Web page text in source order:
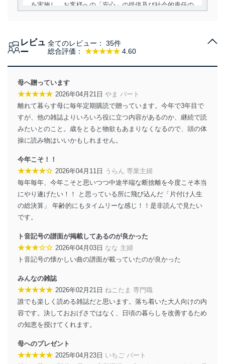
を実施し、お客様への「安心」の提供及び社会的責任の
当社は、個人情報の取得・利用・提供に際して、その利
得・利用・提供を行います。また、当社が保有している
個人情報は、同意を得ずに目的外利用、第三者への提
供・開示は行いません。当社においてはこれらの取り組
みを確実にするため、従業者等の教育を徹底してまいり
ます。また、目的外利用を行わないために、適切な管理
措置を講じます。
法令遵守
当社は、個人情報に関連する法令、国が定める指針及び
その他の規範を遵守します。また、当社の管理の仕組み
に、これらの法令及びその他の規範を常に適合させま
す。
個人情報の安全管理措置
に、下記セキュリティ対策をはじめとする安全対策を実
施し、個人情報の漏えい、滅失またはき損の防止及び是
正に努めます。
個人データを取り扱うことのできる機器及び当該
機器を取り扱う従業者を明確化し、 個人データへ
の不要なアクセスを防止しています。
アクセス者の識別と認証
機器に標準装備されているユーザー制御機能（ユ
ベース等を取り扱う情報システムを使用する従業
者を識別・認証しています。
レビュ
ー
総合評価： ★★★★★ 4.60
全てのレビュー： 35件
母へ贈っています
★★★★★ 2026年04月21日 やま パート
離れて暮らす母に毎年定期購読で贈っています。今年で3年目で
すが、他の雑誌よりいろいろ役に立つ内容があるのか、継続で読
みたいとのこと。歳をとると物欲もあまりなくなるので、頭の体
操に読み物はいいかもしれません。
今年こそ！！
★★★★☆ 2026年04月11日 うらん 専業主婦
毎年毎年、今年こそと思いつつ中途半端な断捨離を今度こそ本当
にやり遂げたい！！ と思っている所に飛び込んだ「片付け人生
の総決算」 年齢的にもタイムリーな感じ！！是非読んで見たい
です。
ト音記号の譜面が掲載してあるのが良かった
★★★☆☆ 2026年04月03日 なな 主婦
ト音記号の懐かしい曲の譜面が載っていたのが良かった
みんなの雑誌
★★★★★ 2026年02月21日 ねこたま 専門職
誰でも楽しく読める雑誌だと思います。落ち着いた大人向けの内
容です。決しておおげさではなく、日頃の暮らしを改善するため
の知恵を授けてくれます。
母へのプレゼント
★★★★★ 2025年04月23日 いちご パート